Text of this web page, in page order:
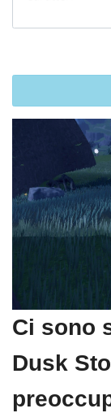
Ci sono
Dusk